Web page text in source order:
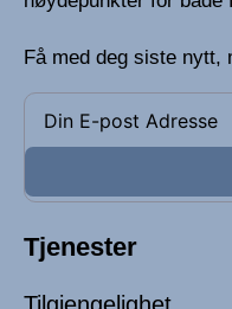
Få med deg siste nytt,
Tjenester